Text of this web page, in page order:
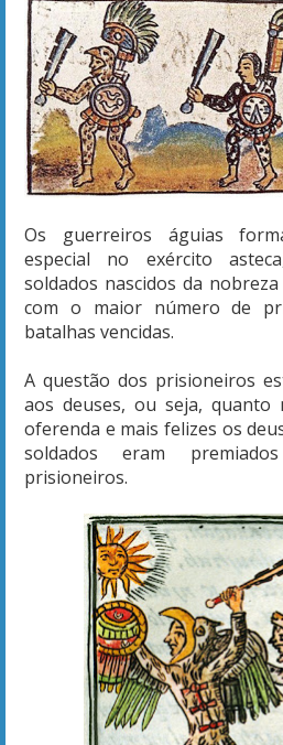
Os guerreiros águias
especial no exército
soldados nascidos da
com o maior número de
batalhas vencidas.
A questão dos prisioneiros
aos deuses, ou seja, quanto
oferenda e mais felizes os
soldados eram
prisioneiros.